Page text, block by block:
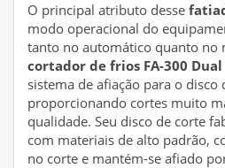
O principal atributo desse
modo operacional do
tanto no automático quanto no
cortador de frios FA-300 Dual
sistema de afiação para o disco
proporcionando cortes muito
qualidade. Seu disco de corte
com materiais de alto padrão,
no corte e mantém-se afiado